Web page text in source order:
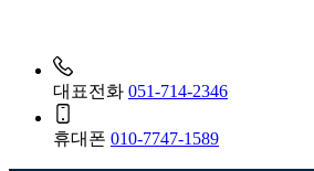
대표전화 051-714-2346
휴대폰 010-7747-1589